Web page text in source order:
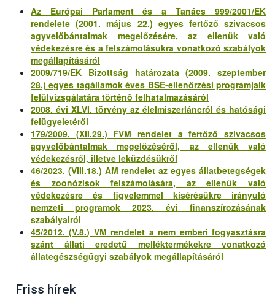
Az Európai Parlament és a Tanács 999/2001/EK
rendelete (2001. május 22.) egyes fertőző szivacsos
agyvelőbántalmak megelőzésére, az ellenük való
védekezésre és a felszámolásukra vonatkozó szabályok
megállapításáról
2009/719/EK Bizottság határozata (2009. szeptember
28.) egyes tagállamok éves BSE-ellenőrzési programjaik
felülvizsgálatára történő felhatalmazásáról
2008. évi XLVI. törvény az élelmiszerláncról és hatósági
felügyeletéről
179/2009. (XII.29.) FVM rendelet a fertőző szivacsos
agyvelőbántalmak megelőzéséről, az ellenük való
védekezésről, illetve leküzdésükről
46/2023. (VIII.18.) AM rendelet az egyes állatbetegségek
és zoonózisok felszámolására, az ellenük való
védekezésre és figyelemmel kísérésükre irányuló
nemzeti programok 2023. évi finanszírozásának
szabályairól
45/2012. (V.8.) VM rendelet a nem emberi fogyasztásra
szánt állati eredetű melléktermékekre vonatkozó
állategészségügyi szabályok megállapításáról
Friss hírek